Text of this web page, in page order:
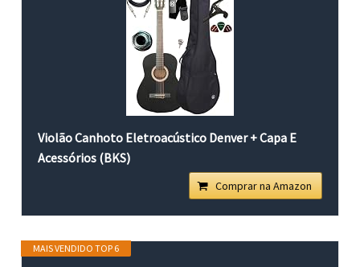
Violão Canhoto Eletroacústico Denver + Capa E
Acessórios (BKS)
Comprar na Amazon
MAIS VENDIDO TOP 6